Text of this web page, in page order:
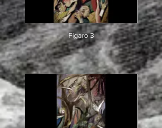
Figaro 3